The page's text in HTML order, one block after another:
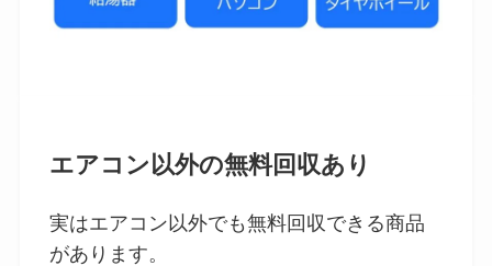
エアコン以外の無料回収あり
実はエアコン以外でも無料回収できる商品
があります。